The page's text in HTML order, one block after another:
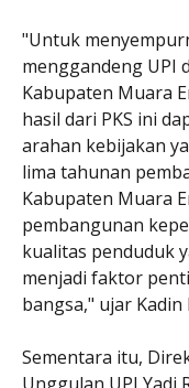
"Untuk
menggandeng UPI
Kabupaten Muara
hasil dari PKS ini
arahan kebijakan
lima tahunan
Kabupaten Muara
pembangunan
kualitas penduduk
menjadi faktor
bangsa," ujar Kadin
Sementara itu,
Unggulan UPI Yadi